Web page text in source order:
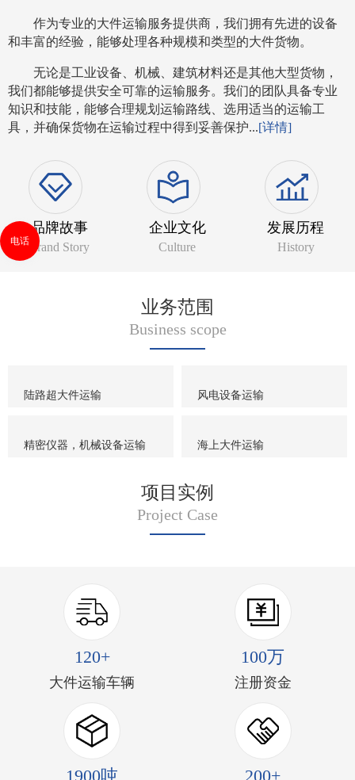
作为专业的大件运输服务提供商，我们拥有先进的设备
和丰富的经验，能够处理各种规模和类型的大件货物。
无论是工业设备、机械、建筑材料还是其他大型货物，
我们都能够提供安全可靠的运输服务。我们的团队具备专业
知识和技能，能够合理规划运输路线、选用适当的运输工
具，并确保货物在运输过程中得到妥善保护...[详情]
品牌故事
Brand Story
企业文化
Culture
发展历程
History
业务范围
Business scope
陆路超大件运输 风电设备运输
精密仪器，机械设备运输 海上大件运输
项目实例
Project Case
120+
大件运输车辆
100万
注册资金
1900吨 200+
电话